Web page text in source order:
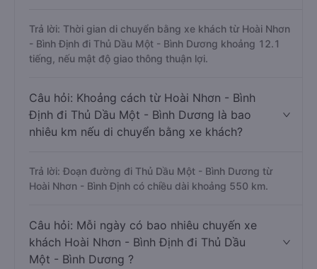
Trả lời: Thời gian di chuyển bằng xe khách từ Hoài Nhơn
- Bình Định đi Thủ Dầu Một - Bình Dương khoảng 12.1
tiếng, nếu mật độ giao thông thuận lợi.
Câu hỏi: Khoảng cách từ Hoài Nhơn - Bình
Định đi Thủ Dầu Một - Bình Dương là bao
nhiêu km nếu di chuyển bằng xe khách?
Trả lời: Đoạn đường đi Thủ Dầu Một - Bình Dương từ
Hoài Nhơn - Bình Định có chiều dài khoảng 550 km.
Câu hỏi: Mỗi ngày có bao nhiêu chuyến xe
khách Hoài Nhơn - Bình Định đi Thủ Dầu
Một - Bình Dương ?